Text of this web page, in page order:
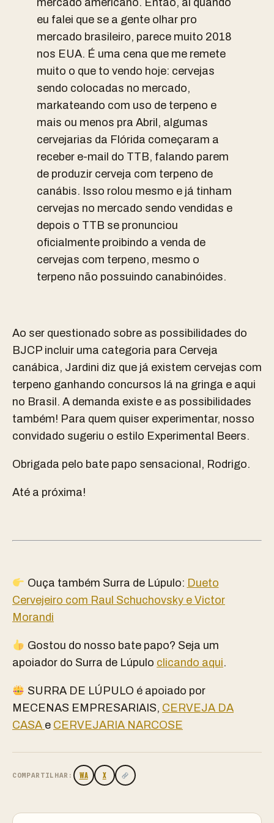
mercado americano. Então, aí quando
eu falei que se a gente olhar pro
mercado brasileiro, parece muito 2018
nos EUA. É uma cena que me remete
muito o que to vendo hoje: cervejas
sendo colocadas no mercado,
markateando com uso de terpeno e
mais ou menos pra Abril, algumas
cervejarias da Flórida começaram a
receber e-mail do TTB, falando parem
de produzir cerveja com terpeno de
canábis. Isso rolou mesmo e já tinham
cervejas no mercado sendo vendidas e
depois o TTB se pronunciou
oficialmente proibindo a venda de
cervejas com terpeno, mesmo o
terpeno não possuindo canabinóides.
Ao ser questionado sobre as possibilidades do
BJCP incluir uma categoria para Cerveja
canábica, Jardini diz que já existem cervejas com
terpeno ganhando concursos lá na gringa e aqui
no Brasil. A demanda existe e as possibilidades
também! Para quem quiser experimentar, nosso
convidado sugeriu o estilo Experimental Beers.
Obrigada pelo bate papo sensacional, Rodrigo.
Até a próxima!
Ouça também Surra de Lúpulo: Dueto
Cervejeiro com Raul Schuchovsky e Victor
Morandi
Gostou do nosso bate papo? Seja um
apoiador do Surra de Lúpulo clicando aqui.
SURRA DE LÚPULO é apoiado por
MECENAS EMPRESARIAIS, CERVEJA DA
CASA e CERVEJARIA NARCOSE
COMPARTILHAR: WA X